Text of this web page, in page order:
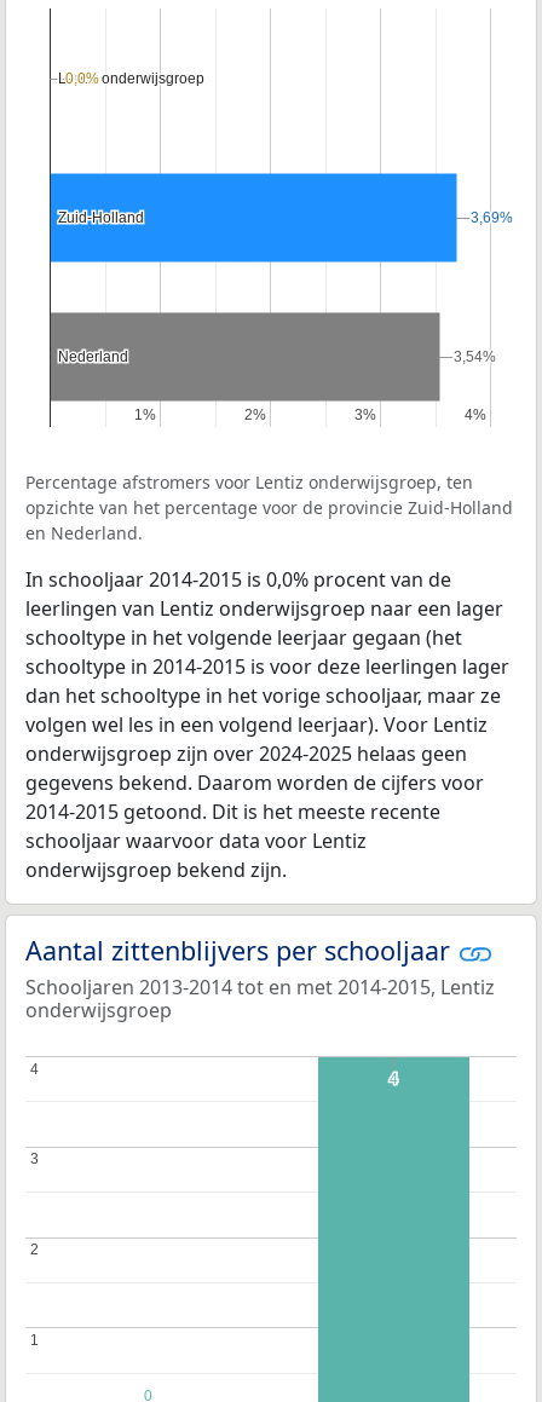
1%
1% 2%
2% 3%
3% 4%
4%
Lentiz onderwijsgroep
Lentiz onderwijsgroep
Zuid-Holland
Zuid-Holland
Nederland
Nederland
0,0%
0,0%
3,69%
3,69%
3,54%
3,54%
Percentage afstromers voor Lentiz onderwijsgroep, ten
opzichte van het percentage voor de provincie Zuid-Holland
en Nederland.
In schooljaar 2014-2015 is 0,0% procent van de
leerlingen van Lentiz onderwijsgroep naar een lager
schooltype in het volgende leerjaar gegaan (het
schooltype in 2014-2015 is voor deze leerlingen lager
dan het schooltype in het vorige schooljaar, maar ze
volgen wel les in een volgend leerjaar). Voor Lentiz
onderwijsgroep zijn over 2024-2025 helaas geen
gegevens bekend. Daarom worden de cijfers voor
2014-2015 getoond. Dit is het meeste recente
schooljaar waarvoor data voor Lentiz
onderwijsgroep bekend zijn.
Aantal zittenblijvers per schooljaar
Schooljaren 2013-2014 tot en met 2014-2015, Lentiz
onderwijsgroep
1
1
2
2
3
3
4
4
0
0
4
4